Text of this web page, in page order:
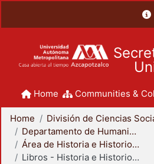
Home Communities &
Home
Departamento de Humanidades
Área de Historia e Historiografía
Libros - Historia e Historiografía